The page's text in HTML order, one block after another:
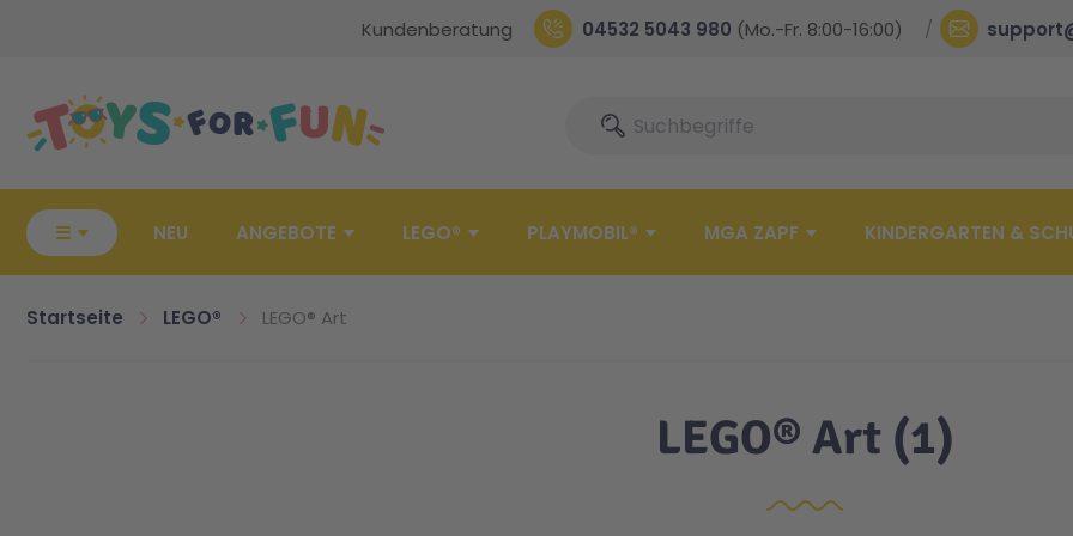
Kundenberatung 04532 5043 980 (Mo.-Fr. 8:00-16:00)
SucheSuche
☰ NEU ANGEBOTE LEGO® PLAYMOBIL® MGA ZAPF KINDERGARTEN &
Startseite LEGO® LEGO® Art
LEGO® Art (1)